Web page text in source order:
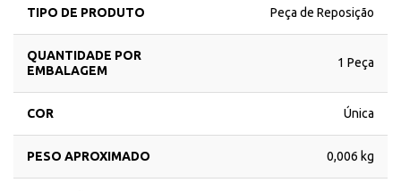
TIPO DE PRODUTO Peça de Reposição
QUANTIDADE POR
EMBALAGEM
1 Peça
COR Única
PESO APROXIMADO 0,006 kg